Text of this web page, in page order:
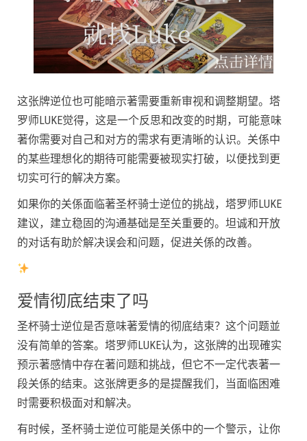
这张牌逆位也可能暗示著需要重新审视和调整期望。塔
罗师LUKE觉得，这是一个反思和改变的时期，可能意味
著你需要对自己和对方的需求有更清晰的认识。关係中
的某些理想化的期待可能需要被现实打破，以便找到更
切实可行的解决方案。
如果你的关係面临著圣杯骑士逆位的挑战，塔罗师LUKE
建议，建立稳固的沟通基础是至关重要的。坦诚和开放
的对话有助於解决误会和问题，促进关係的改善。
爱情彻底结束了吗
圣杯骑士逆位是否意味著爱情的彻底结束？这个问题並
没有简单的答案。塔罗师LUKE认为，这张牌的出现確实
预示著感情中存在著问题和挑战，但它不一定代表著一
段关係的结束。这张牌更多的是提醒我们，当面临困难
时需要积极面对和解决。
有时候，圣杯骑士逆位可能是关係中的一个警示，让你